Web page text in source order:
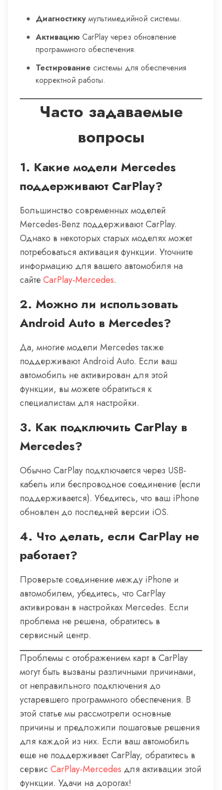
Диагностикумультимедийной системы.
Активацию CarPlay через обновление
программного обеспечения.
Тестирование системы для обеспечения
корректной работы.
Часто задаваемые
вопросы
1. Какие модели Mercedes
поддерживают CarPlay?
Большинство современных моделей
Mercedes-Benz поддерживают CarPlay.
Однако в некоторых старых моделях может
потребоваться активация функции. Уточните
информацию для вашего автомобиля на
сайтеCarPlay-Mercedes.
2. Можно ли использовать
Android Auto в Mercedes?
Да, многие модели Mercedes также
поддерживают Android Auto. Если ваш
автомобиль не активирован для этой
функции, вы можете обратиться к
специалистам для настройки.
3. Как подключить CarPlay в
Mercedes?
Обычно CarPlay подключается через USB-
кабель или беспроводное соединение (если
поддерживается). Убедитесь, что ваш iPhone
обновлен до последней версии iOS.
4. Что делать, если CarPlay не
работает?
Проверьте соединение между iPhone и
автомобилем, убедитесь, что CarPlay
активирован в настройках Mercedes. Если
проблема не решена, обратитесь в
сервисный центр.
Проблемы с отображением карт в CarPlay
могут быть вызваны различными причинами,
от неправильного подключения до
устаревшего программного обеспечения. В
этой статье мы рассмотрели основные
причины и предложили пошаговые решения
для каждой из них. Если ваш автомобиль
еще не поддерживает CarPlay, обратитесь в
сервис CarPlay-Mercedes для активации этой
функции. Удачи на дорогах!